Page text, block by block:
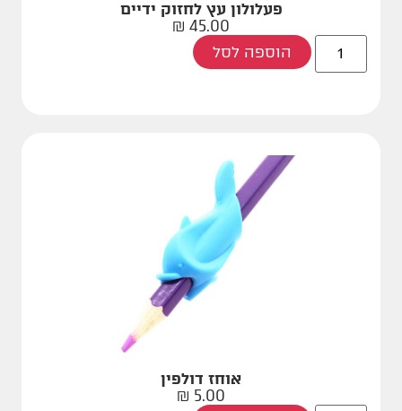
פעלולון עץ לחזוק ידיים
45.00
₪
הוספה לסל
אוחז דולפין
5.00
₪